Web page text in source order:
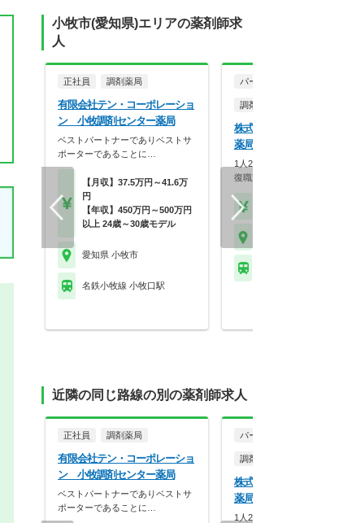
小牧市(愛知県)エリアの薬剤師求
人
正社員 調剤薬局
有限会社テン・コーポレーショ
ン 小牧調剤センター薬局
ベストパートナーでありベストサ
ポーターであることに…
【月収】37.5万円～41.6万
円
【年収】450万円～500万円
以上 24歳～30歳モデル
愛知県 小牧市
名鉄小牧線 小牧口駅
パート・アルバイト
調剤薬局
株式会社メディカル一光
薬局
1人20枚以下の余裕体制！研
復職支援も充実の安…
近隣の同じ路線の別の薬剤師求人
正社員 調剤薬局
有限会社テン・コーポレーショ
ン 小牧調剤センター薬局
ベストパートナーでありベストサ
ポーターであることに…
パート・アルバイト
調剤薬局
株式会社メディカル一光
薬局
1人20枚以下の余裕体制！研